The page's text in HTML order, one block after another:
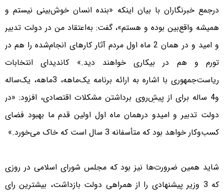
درجمع خبرنگاران با بیان اینکه «بنده انسان خوش‌بینی نیستم و
همیشه واقع‌بین بوده و هستم»، گفت: به‌اعتقاد من در دولت تدبیر
و امید و در همان 2 ماه اول مردم آثار کارهای انجام‌شده را هم در
تورم و هم در بیکاری خواهند دید.» کاندیدای انتخابات
ریاست‌جمهوری با اشاره به ارائه برنامه یک‌ماهه، 3ماهه، یک‌ساله
و4 ساله برای از پیشِ‌روی برداشتن مشکلات اقتصادی، افزود: «در
دولت تدبیر و امیدو درهمان ماه اول اولین قدم ما بهبود فضای
کسب‌وکار خواهد بود که متأسفانه 3 سال است که خاک می‌خورد.»
شاید همین ضرورت‌ها نیز بود که مجلس شورای اسلامی در روزی
که 3 وزیر پیشنهادی را از همراهی دولت بازداشت، بیشترین رای